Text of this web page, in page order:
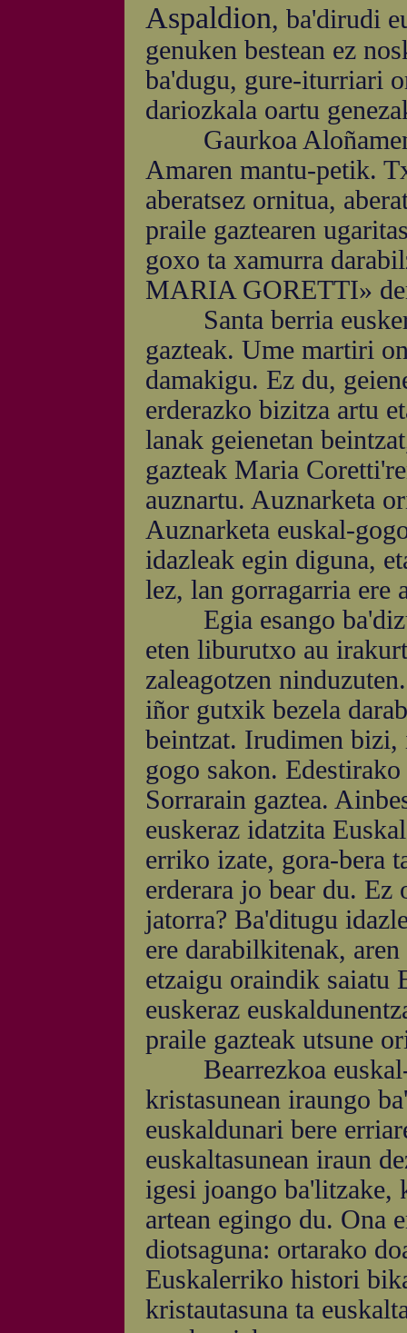
Aspaldion, ba'dirudi
genuken bestean ez
ba'dugu, gure-iturriari
dariozkala oartu
Gaurkoa
Amaren mantu-petik.
aberatsez ornitua,
praile gaztearen
goxo ta xamurra
MARIA GORETTI»
Santa berria
gazteak. Ume martiri
damakigu. Ez du,
erderazko bizitza artu
lanak geienetan
gazteak Maria
auznartu. Auznarketa
Auznarketa euskal-
idazleak egin diguna,
lez, lan gorragarria ere
Egia esango
eten liburutxo au
zaleagotzen
iñor gutxik bezela
beintzat. Irudimen bizi,
gogo sakon.
Sorrarain gaztea.
euskeraz idatzita
erriko izate, gora-bera
erderara jo bear du.
jatorra? Ba'ditugu
ere darabilkitenak,
etzaigu oraindik saiatu
euskeraz
praile gazteak utsune
Bearrezkoa euskal-
kristasunean iraungo
euskaldunari bere
euskaltasunean iraun
igesi joango ba'litzake,
artean egingo du. Ona
diotsaguna: ortarako
Euskalerriko histori
kristautasuna ta